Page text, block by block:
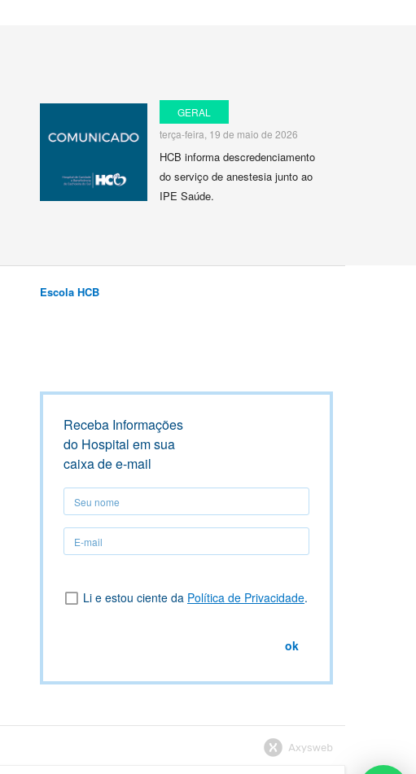
GERAL
terça-feira, 19 de maio de 2026
HCB informa descredenciamento
do serviço de anestesia junto ao
IPE Saúde.
Escola HCB
Receba Informações
do Hospital em sua
caixa de e-mail
Seu
nome
Seu
nome
Li e estou ciente da Política de Privacidade.
ok